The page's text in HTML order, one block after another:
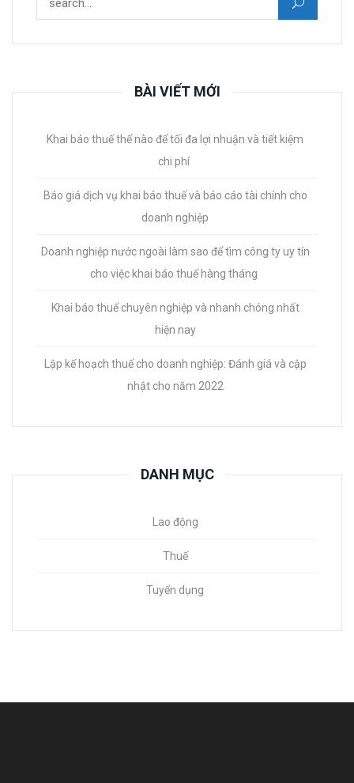
BÀI VIẾT MỚI
Khai báo thuế thế nào để tối đa lợi nhuận và tiết kiệm
chi phí
Báo giá dịch vụ khai báo thuế và báo cáo tài chính cho
doanh nghiệp
Doanh nghiệp nước ngoài làm sao để tìm công ty uy tín
cho việc khai báo thuế hàng tháng
Khai báo thuế chuyên nghiệp và nhanh chóng nhất
hiện nay
Lập kế hoạch thuế cho doanh nghiệp: Đánh giá và cập
nhật cho năm 2022
DANH MỤC
Lao động
Thuế
Tuyển dụng